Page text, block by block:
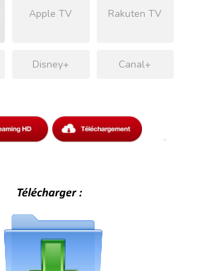
Apple TV Rakuten TV
Disney+ Canal+